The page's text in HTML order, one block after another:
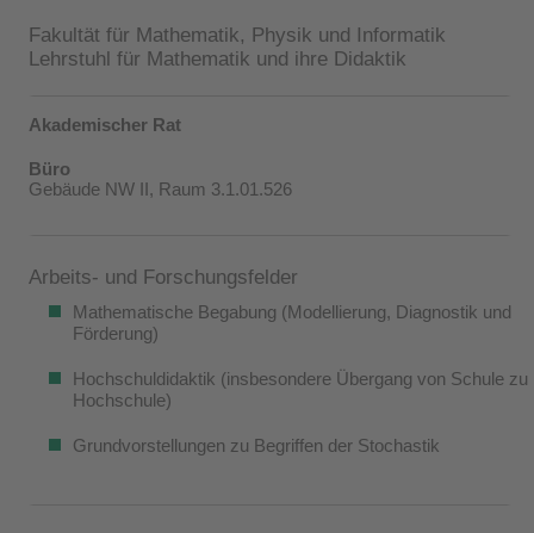
Fakultät für Mathematik, Physik und Informatik
Lehrstuhl für Mathematik und ihre Didaktik
Akademischer Rat
Büro
Gebäude NW II, Raum 3.1.01.526
Arbeits- und Forschungsfelder
Mathematische Begabung (Modellierung, Diagnostik und
Förderung)
Hochschuldidaktik (insbesondere Übergang von Schule zu
Hochschule)
Grundvorstellungen zu Begriffen der Stochastik